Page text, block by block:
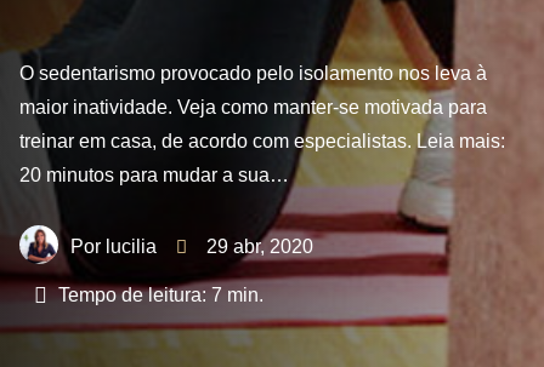
O sedentarismo provocado pelo isolamento nos leva à
maior inatividade. Veja como manter-se motivada para
treinar em casa, de acordo com especialistas. Leia mais:
20 minutos para mudar a sua…
lucilia 29 abr, 2020
Tempo de leitura: 7 min.